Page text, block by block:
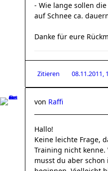
- Wie lange sollen
auf Schnee ca.
Danke für eure
Zitieren 08.11.2011,
von Raffi
Hallo!
Keine leichte Frage,
Training nicht
musst du aber